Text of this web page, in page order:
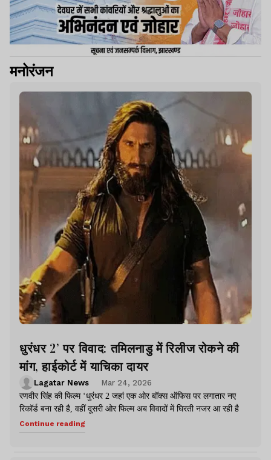
मनोरंजन
धुरंधर 2’ पर विवाद: तमिलनाडु में रिलीज रोकने की
मांग, हाईकोर्ट में याचिका दायर
Lagatar News
Mar 24, 2026
रणवीर सिंह की फिल्म ‘धुरंधर 2 जहां एक ओर बॉक्स ऑफिस पर लगातार नए
रिकॉर्ड बना रही है, वहीं दूसरी ओर फिल्म अब विवादों में घिरती नजर आ रही है
Continue reading